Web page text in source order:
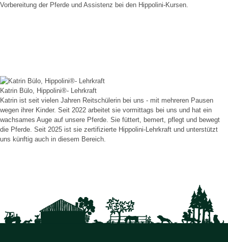
Vorbereitung der Pferde und Assistenz bei den Hippolini-Kursen.
Katrin Bülo, Hippolini®- Lehrkraft
Katrin ist seit vielen Jahren Reitschülerin bei uns - mit mehreren Pausen
wegen ihrer Kinder. Seit 2022 arbeitet sie vormittags bei uns und hat ein
wachsames Auge auf unsere Pferde. Sie füttert, bemert, pflegt und bewegt
die Pferde. Seit 2025 ist sie zertifizierte Hippolini-Lehrkraft und unterstützt
uns künftig auch in diesem Bereich.